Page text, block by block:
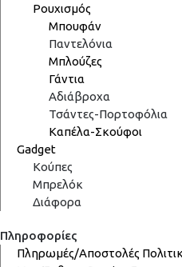
Ρουχισμός
Μπουφάν
Παντελόνια
Μπλούζες
Γάντια
Αδιάβροχα
Τσάντες-Πορτοφόλια
Καπέλα-Σκούφοι
Gadget
Κούπες
Μπρελόκ
Διάφορα
Πληροφορίες
Πληρωμές/Αποστολές